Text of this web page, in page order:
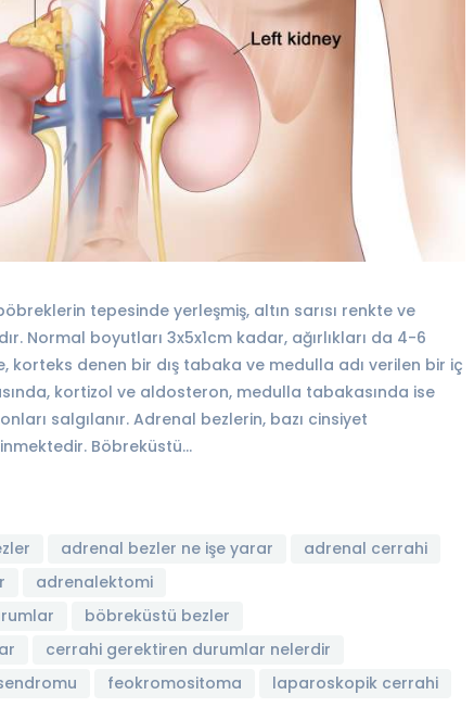
tepesinde yerleşmiş, altın sarısı renkte ve
Normal boyutları 3x5x1cm kadar, ağırlıkları da 4-6
korteks denen bir dış tabaka ve medulla adı verilen bir iç
kortizol ve aldosteron, medulla tabakasında ise
salgılanır. Adrenal bezlerin, bazı cinsiyet
Böbreküstü…
adrenal bezler ne işe yarar
adrenal cerrahi
adrenalektomi
böbreküstü bezler
cerrahi gerektiren durumlar nelerdir
feokromositoma
laparoskopik cerrahi